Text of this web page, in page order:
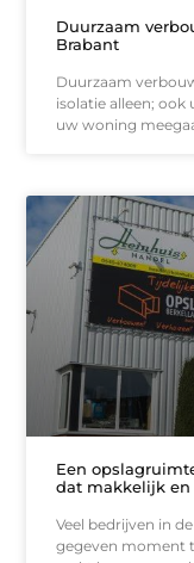
Duurzaam
Brabant
Duurzaam
isolatie alleen; ook
uw woning
Een
dat makkelijk en
Veel bedrijven in
gegeven moment